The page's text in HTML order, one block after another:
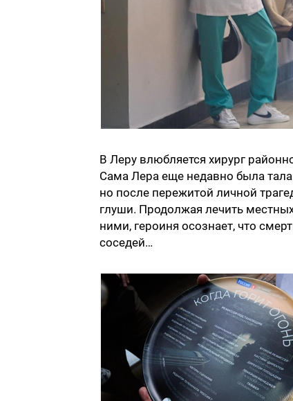
В Леру влюбляется хирург
Сама Лера еще недавно была
но после пережитой личной
глуши. Продолжая лечить
ними, героиня осознает, что
соседей…